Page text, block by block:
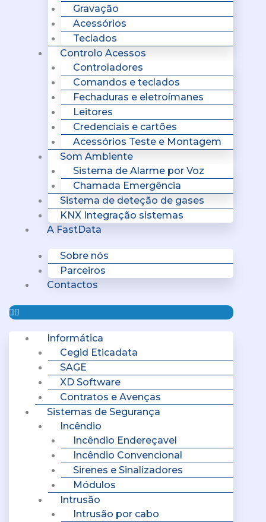
Gravação
Acessórios
Teclados
Controlo Acessos
Controladores
Comandos e teclados
Fechaduras e eletroímanes
Leitores
Credenciais e cartões
Acessórios Teste e Montagem
Som Ambiente
Sistema de Alarme por Voz
Chamada Emergência
Sistema de deteção de gases
KNX Integração sistemas
A FastData
Sobre nós
Parceiros
Contactos
Informática
Cegid Eticadata
SAGE
XD Software
Contratos e Avenças
Sistemas de Segurança
Incêndio
Incêndio Endereçavel
Incêndio Convencional
Sirenes e Sinalizadores
Módulos
Intrusão
Intrusão por cabo